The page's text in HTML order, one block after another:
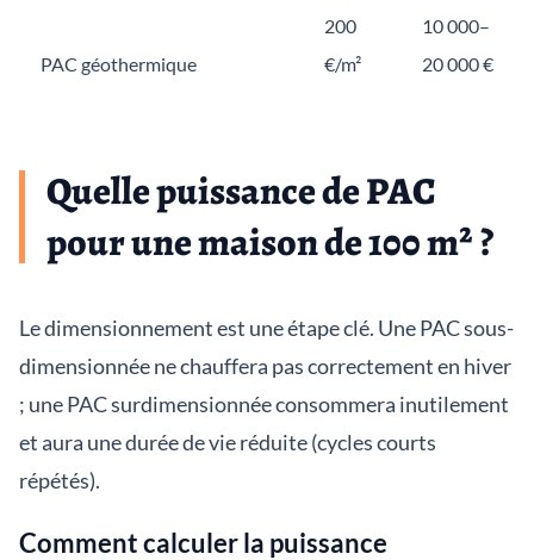
PAC géothermique
200
€/m²
10 000–
20 000 €
Quelle puissance de PAC
pour une maison de 100 m² ?
Le dimensionnement est une étape clé. Une PAC sous-
dimensionnée ne chauffera pas correctement en hiver
; une PAC surdimensionnée consommera inutilement
et aura une durée de vie réduite (cycles courts
répétés).
Comment calculer la puissance